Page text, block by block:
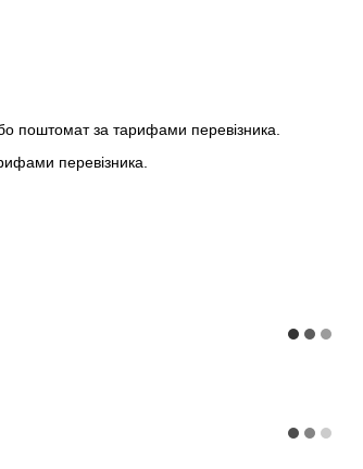
поштомат за тарифами перевізника.
перевізника.